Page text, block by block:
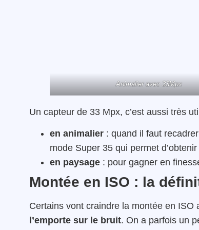
Animalier avec 33Mpx
Un capteur de 33 Mpx, c’est aussi très
en animalier : quand il faut
mode Super 35 qui permet
en paysage : pour gagner en
Montée en ISO : la
Certains vont craindre la montée en
l’emporte sur le bruit. On a parfois un